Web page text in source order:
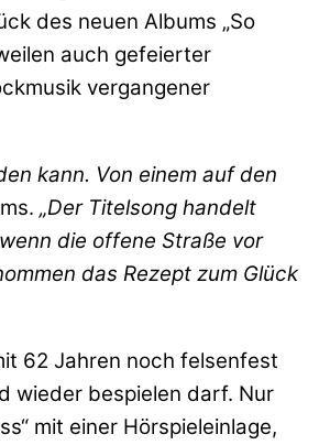
des neuen Albums „So
auch gefeierter
vergangener
kann. Von einem auf den
„Der Titelsong handelt
die offene Straße vor
das Rezept zum Glück
62 Jahren noch felsenfest
wieder bespielen darf. Nur
mit einer Hörspieleinlage,